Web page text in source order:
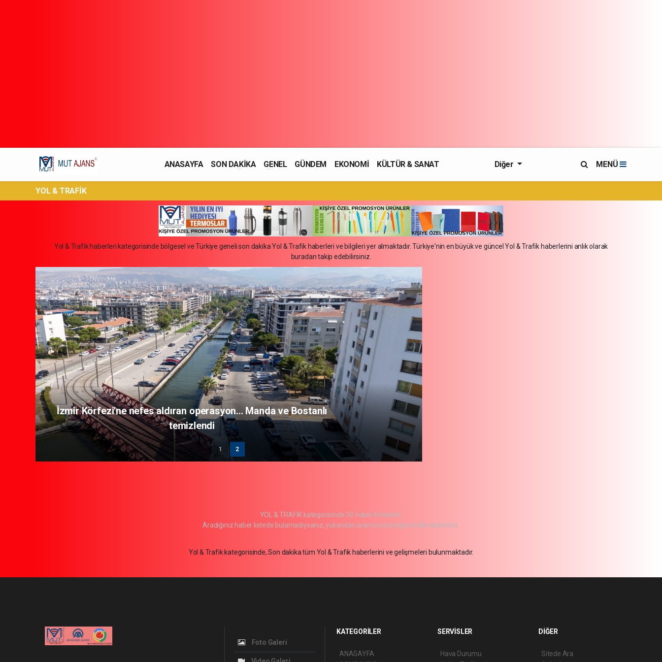
ANASAYFA SON DAKİKA GENEL GÜNDEM EKONOMİ
KÜLTÜR & SANAT
Diğer MENÜ
YOL & TRAFİK
Yol & Trafik haberleri kategorisinde bölgesel ve Türkiye geneli son dakika Yol & Trafik haberleri ve bilgileri yer almaktadır. Türkiye'nin en büyük ve güncel Yol & Trafik haberlerini anlık olarak
buradan takip edebilirsiniz.
Yuntdağı’nın 10 kilometrelik yolunda konfor çalışması
1 2
YOL & TRAFİK kategorisinde 50 haber listelendi.
Aradığınız haber listede bulamadıysanız, yukarıdan arama seçeneğini kullanabilirsiniz.
Yol & Trafik kategorisinde, Son dakika tüm Yol & Trafik haberlerini ve gelişmeleri bulunmaktadır.
Foto Galeri
KATEGORİLER
ANASAYFA
SERVİSLER
Hava Durumu
DİĞER
Sitede Ara